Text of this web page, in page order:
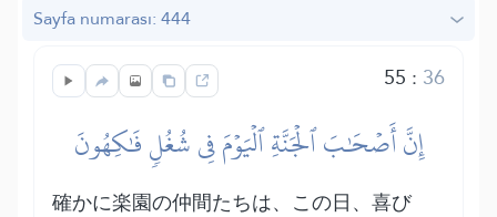
Sayfa numarası: 444
55 : 36
إِنَّ أَصۡحَٰبَ ٱلۡجَنَّةِ ٱلۡيَوۡمَ فِي شُغُلٖ فَٰكِهُونَ
確かに楽園の仲間たちは、この日、喜び